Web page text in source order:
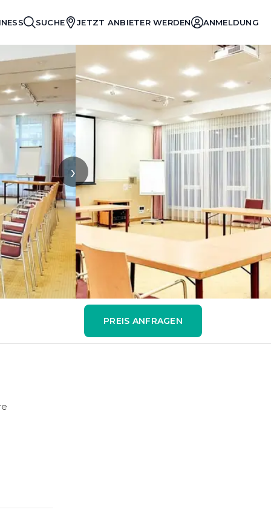
SUCHE JETZT ANBIETER WERDEN ANMELDUNG
›
PREIS ANFRAGEN